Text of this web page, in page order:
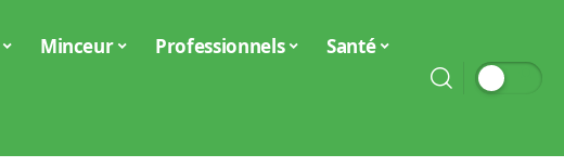
Minceur Professionnels Santé